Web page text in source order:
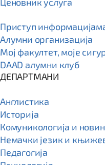
Приступ информацијама
Алумни организација
Мој факултет, моје
DAAD алумни клуб
ДЕПАРТМАНИ
Англистика
Историја
Комуникологија и
Немачки језик и
Педагогија